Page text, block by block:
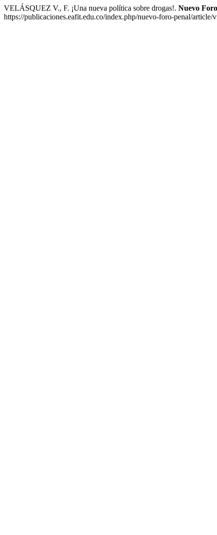
VELÁSQUEZ V., F. ¡Una nueva política sobre drogas!. Nuevo
https://publicaciones.eafit.edu.co/index.php/nuevo-foro-penal/article/